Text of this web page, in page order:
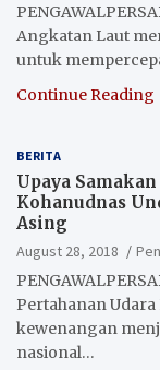
Angkatan Laut
untuk
Continue Reading
BERITA
Upaya
Kohanudnas
Asing
August 28, 2018
Pertahanan
kewenangan
nasional…